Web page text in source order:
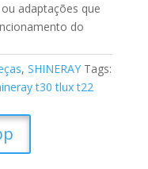
adaptações que
do
, SHINERAY Tags:
t30 tlux t22